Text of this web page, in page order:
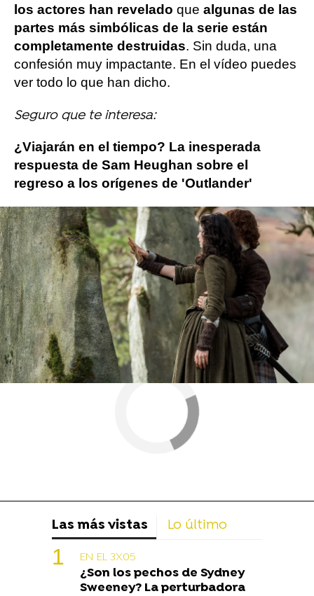
los actores han revelado que algunas de las
partes más simbólicas de la serie están
completamente destruidas. Sin duda, una
confesión muy impactante. En el vídeo puedes
ver todo lo que han dicho.
Seguro que te interesa:
¿Viajarán en el tiempo? La inesperada
respuesta de Sam Heughan sobre el
regreso a los orígenes de 'Outlander'
Más sobre este tema:
Sam Heughan Caitriona Balfe outlander
Las más vistas Lo último
EN EL 3X05
¿Son los pechos de Sydney
Sweeney? La perturbadora